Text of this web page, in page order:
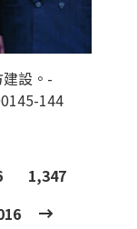
設。-
144
1,347